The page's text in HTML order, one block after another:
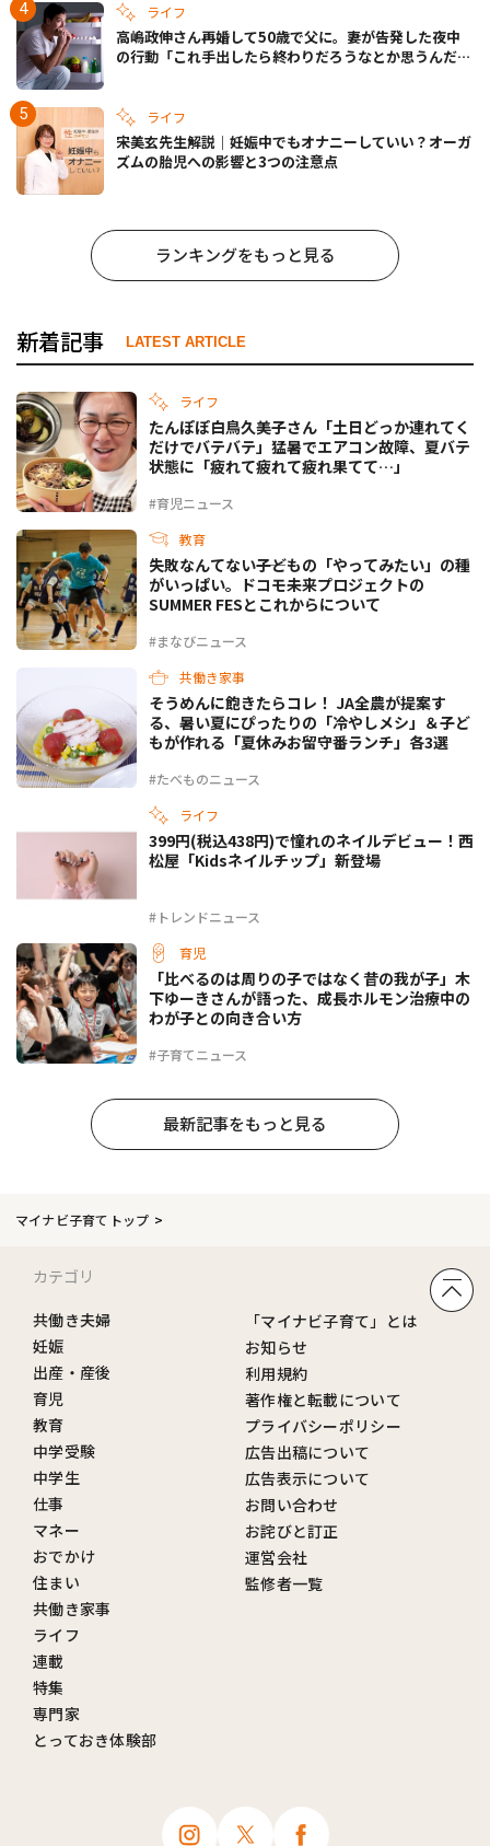
ライフ
高嶋政伸さん再婚して50歳で父に。妻が告発した夜中
の行動「これ手出したら終わりだろうなとか思うんだけ
ライフ
宋美玄先生解説｜妊娠中でもオナニーしていい？オーガ
ズムの胎児への影響と3つの注意点
ランキングをもっと見る
新着記事 LATEST ARTICLE
ライフ
#育児ニュース
たんぽぽ白鳥久美子さん「土日どっか連れてく
だけでバテバテ」猛暑でエアコン故障、夏バテ
状態に「疲れて疲れて疲れ果てて…」
教育
#まなびニュース
失敗なんてない――子どもの「やってみたい」の種
がいっぱい。ドコモ未来プロジェクトの
SUMMER FESとこれからについて
共働き家事
#たべものニュース
そうめんに飽きたらコレ！ JA全農が提案す
る、暑い夏にぴったりの「冷やしメシ」＆子ど
もが作れる「夏休みお留守番ランチ」各3選
ライフ
#トレンドニュース
399円(税込438円)で憧れのネイルデビュー！西
松屋「Kidsネイルチップ」新登場
育児
#子育てニュース
「比べるのは周りの子ではなく昔の我が子」木
下ゆーきさんが語った、成長ホルモン治療中の
わが子との向き合い方
最新記事をもっと見る
マイナビ子育てトップ
カテゴリ
共働き夫婦
妊娠
出産・産後
育児
教育
中学受験
中学生
仕事
マネー
おでかけ
住まい
共働き家事
ライフ
連載
特集
専門家
とっておき体験部
「マイナビ子育て」とは
お知らせ
利用規約
著作権と転載について
プライバシーポリシー
広告出稿について
広告表示について
お問い合わせ
お詫びと訂正
運営会社
監修者一覧